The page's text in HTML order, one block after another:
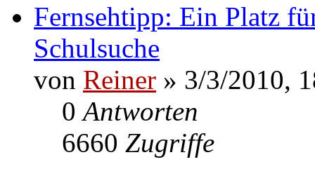
Fernsehtipp: Ein Platz
Schulsuche
von Reiner » 3/3/2010,
0Antworten
6660 Zugriffe